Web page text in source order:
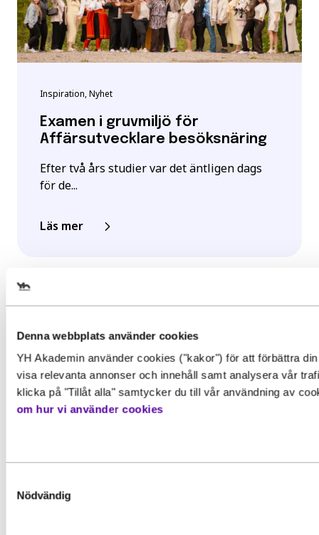
Denna webbplats använder cookies
YH Akademin använder cookies ("kakor") för att förbättra
visa relevanta annonser och innehåll samt analysera vår
klicka på "Tillåt alla" samtycker du till vår användning av
om hur vi använder cookies
Nödvändig
Inspiration, Nyhet
Examen i gruvmiljö för
Affärsutvecklare besöksnäring
Efter två års studier var det äntligen dags
för de...
Läs mer
YH-flex utbildningar – hitta rätt
Välj det startdatum som passar
Gör en intresseanmälan för att
mer information om den här
utbildningen
Förnamn*
Behörighet. Det här behöver du
ha en gymnasieexamen eller motsvarande
färdigheter och kompetenser. Vissa utbildningar